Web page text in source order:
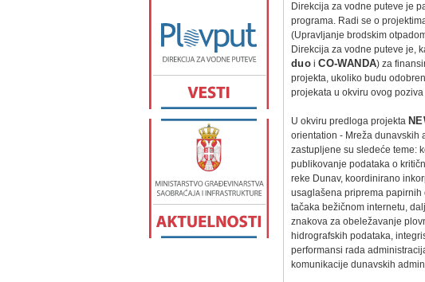
Direkcija za vodne puteve je
programa. Radi se o
(Upravljanje brodskim
Direkcija za vodne puteve je,
duo iCO-WANDA) za
projekta, ukoliko budu
projekata u okviru ovog
U okviru predloga projekta
orientation - Mreža dunavskih
zastupljene su sledeće teme:
publikovanje podataka o
reke Dunav, koordinirano
usaglašena priprema
tačaka bežičnom internetu,
znakova za obeležavanje
hidrografskih podataka,
performansi rada
komunikacije dunavskih